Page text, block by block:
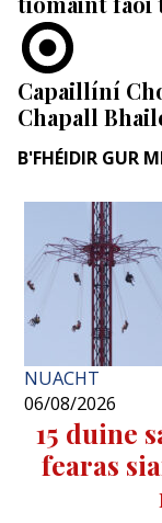
Capaillíní
Chapall
B'FHÉIDIR GUR
NUACHT
06/08/2026
15 duine
fearas